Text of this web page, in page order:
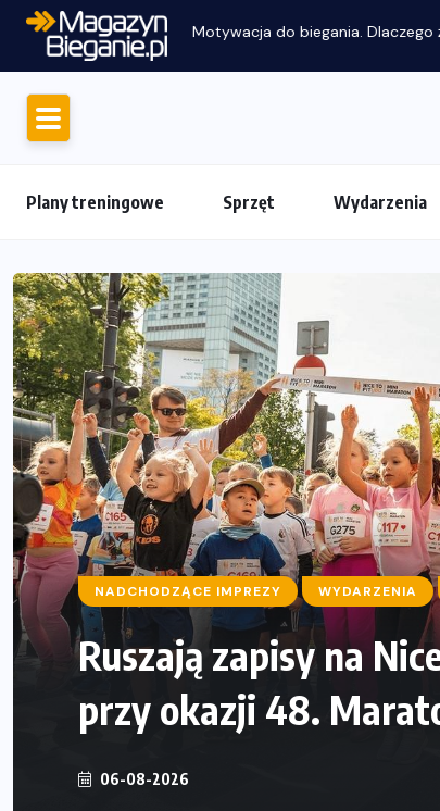
Motywacja do biegania. Dlaczego
Plany treningowe Sprzęt Wydarzenia
NADCHODZĄCE IMPREZY WYDARZENIA
Ruszają zapisy na
przy okazji 48.
06-08-2026